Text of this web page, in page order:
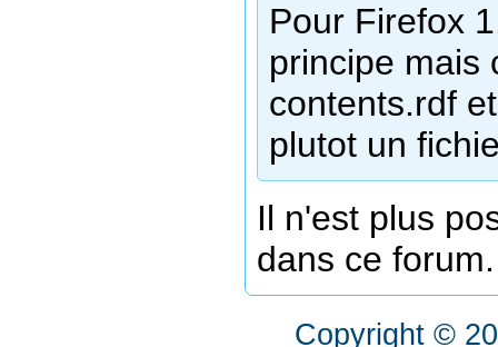
Pour Firefox
principe mais
contents.rdf
plutot un
Il n'est plus
dans ce forum.
Copyright ©